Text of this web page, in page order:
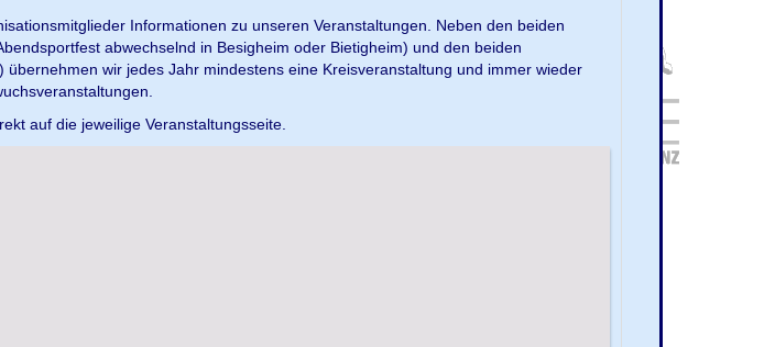
Informationen zu unseren Veranstaltungen. Neben den beiden
abwechselnd in Besigheim oder Bietigheim) und den beiden
wir jedes Jahr mindestens eine Kreisveranstaltung und immer wieder
auf die jeweilige Veranstaltungsseite.